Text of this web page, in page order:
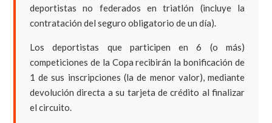
deportistas no federados en triatlón (incluye la
contratación del seguro obligatorio de un día).
Los deportistas que participen en 6 (o más)
competiciones de la Copa recibirán la bonificación de
1 de sus inscripciones (la de menor valor), mediante
devolución directa a su tarjeta de crédito al finalizar
el circuito.